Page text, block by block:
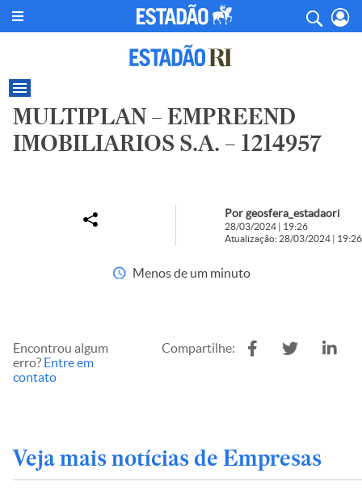
MULTIPLAN – EMPREEND
IMOBILIARIOS S.A. – 1214957
Por geosfera_estadaori
28/03/2024 | 19:26
Atualização: 28/03/2024 | 19:26
Menos de um minuto
Encontrou algum
erro? Entre em
contato
Compartilhe:
Veja mais notícias de Empresas